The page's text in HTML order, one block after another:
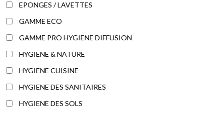
EPONGES / LAVETTES
GAMME ECO
GAMME PRO HYGIENE DIFFUSION
HYGIENE & NATURE
HYGIENE CUISINE
HYGIENE DES SANITAIRES
HYGIENE DES SOLS